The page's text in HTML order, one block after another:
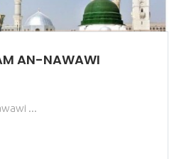
AN-NAWAWI
...